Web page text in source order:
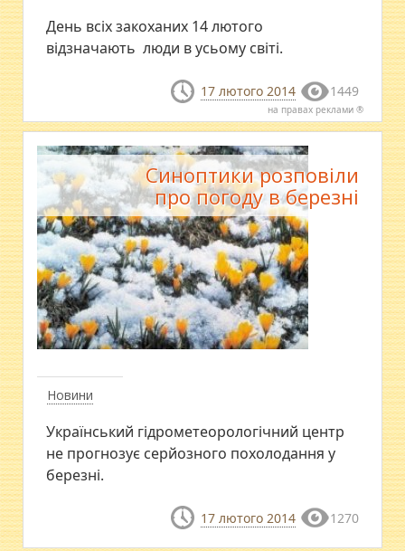
День всіх закоханих 14 лютого
відзначають люди в усьому світі.
17 лютого 2014 1449
на правах реклами ®
Новини
Синоптики розповіли
про погоду в березні
Український гідрометеорологічний центр
не прогнозує серйозного похолодання у
березні.
17 лютого 2014 1270